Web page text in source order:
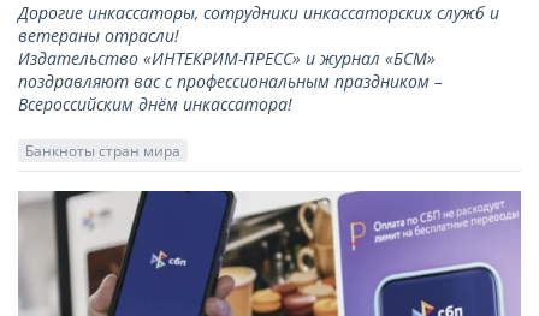
Дорогие инкассаторы, сотрудники инкассаторских служб и
ветераны отрасли!
Издательство «ИНТЕКРИМ-ПРЕСС» и журнал «БСМ»
поздравляют вас с профессиональным праздником –
Всероссийским днём инкассатора!
Банкноты стран мира